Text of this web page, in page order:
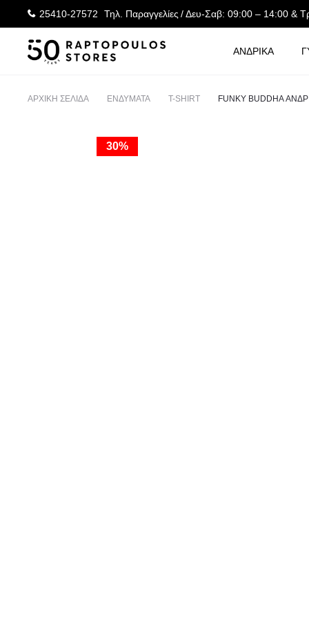
25410-27572 Τηλ. Παραγγελίες / Δευ-Σαβ: 09:00 – 14:00 &
ΑΝΔΡΙΚΑ
ΑΡΧΙΚΉ ΣΕΛΊΔΑ ΕΝΔΥΜΑΤΑ T-SHIRT FUNKY BUDDHA
30%